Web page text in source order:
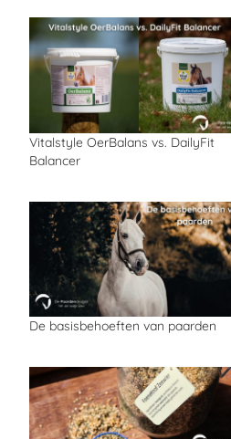
Vitalstyle OerBalans vs. DailyFit
Balancer
De basisbehoeften van paarden